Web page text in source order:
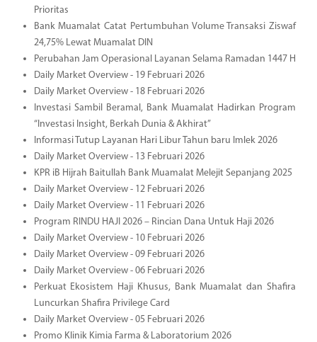
Prioritas
Bank Muamalat Catat Pertumbuhan Volume Transaksi Ziswaf
24,75% Lewat Muamalat DIN
Perubahan Jam Operasional Layanan Selama Ramadan 1447 H
Daily Market Overview - 19 Februari 2026
Daily Market Overview - 18 Februari 2026
Investasi Sambil Beramal, Bank Muamalat Hadirkan Program
“Investasi Insight, Berkah Dunia & Akhirat”
Informasi Tutup Layanan Hari Libur Tahun baru Imlek 2026
Daily Market Overview - 13 Februari 2026
KPR iB Hijrah Baitullah Bank Muamalat Melejit Sepanjang 2025
Daily Market Overview - 12 Februari 2026
Daily Market Overview - 11 Februari 2026
Program RINDU HAJI 2026 – Rincian Dana Untuk Haji 2026
Daily Market Overview - 10 Februari 2026
Daily Market Overview - 09 Februari 2026
Daily Market Overview - 06 Februari 2026
Perkuat Ekosistem Haji Khusus, Bank Muamalat dan Shafira
Luncurkan Shafira Privilege Card
Daily Market Overview - 05 Februari 2026
Promo Klinik Kimia Farma & Laboratorium 2026